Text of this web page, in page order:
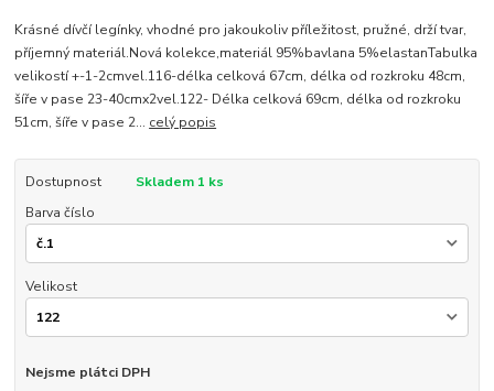
Krásné dívčí legínky, vhodné pro jakoukoliv příležitost, pružné, drží tvar,
příjemný materiál.Nová kolekce,materiál 95%bavlana 5%elastanTabulka
velikostí +-1-2cmvel.116-délka celková 67cm, délka od rozkroku 48cm,
šíře v pase 23-40cmx2vel.122- Délka celková 69cm, délka od rozkroku
51cm, šíře v pase 2... celý popis
Dostupnost
Skladem 1 ks
Barva číslo
Velikost
Nejsme plátci DPH